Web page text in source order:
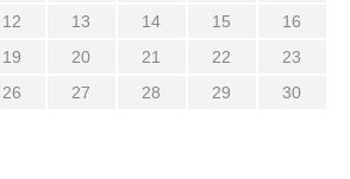
12 13 14 15
16
19 20 21 22
23
26 27 28 29
30